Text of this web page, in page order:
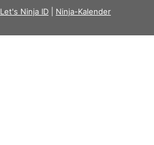
Let's Ninja ID Ninja-Kalender